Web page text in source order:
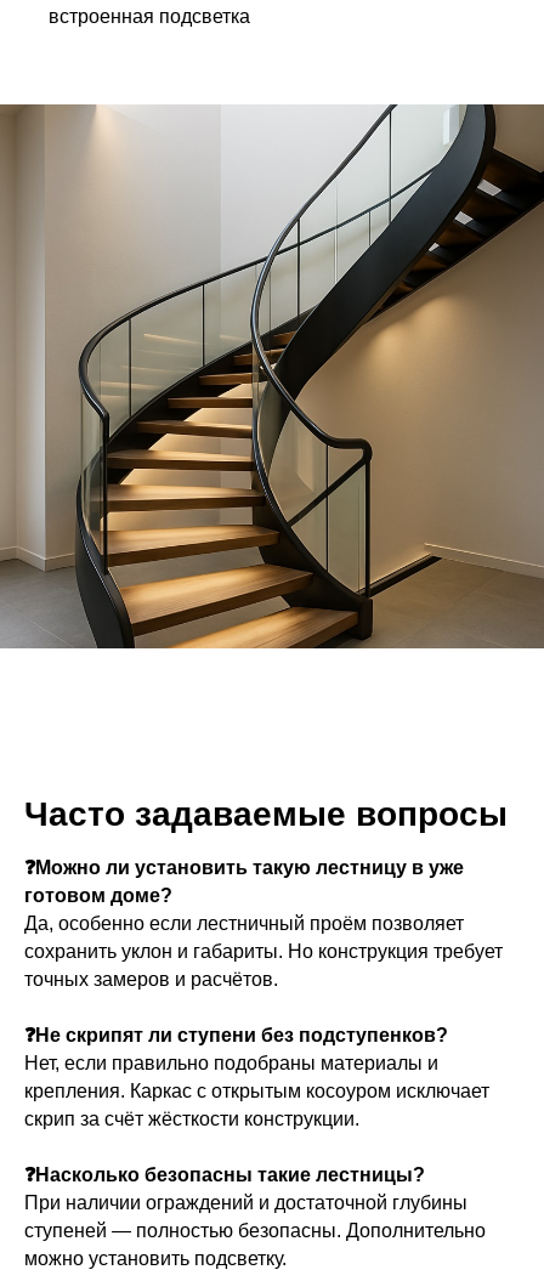
встроенная подсветка
Часто задаваемые вопросы
❓Можно ли установить такую лестницу в уже
готовом доме?
Да, особенно если лестничный проём позволяет
сохранить уклон и габариты. Но конструкция требует
точных замеров и расчётов.
❓Не скрипят ли ступени без подступенков?
Нет, если правильно подобраны материалы и
крепления. Каркас с открытым косоуром исключает
скрип за счёт жёсткости конструкции.
❓Насколько безопасны такие лестницы?
При наличии ограждений и достаточной глубины
ступеней — полностью безопасны. Дополнительно
можно установить подсветку.